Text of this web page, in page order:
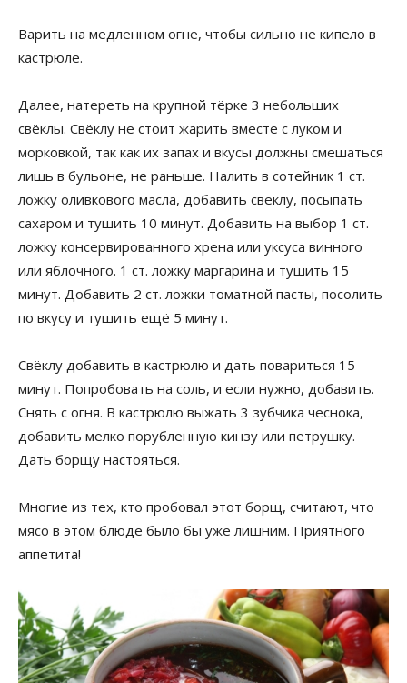
Варить на медленном огне, чтобы сильно не кипело в
кастрюле.
Далее, натереть на крупной тёрке 3 небольших
свёклы. Свёклу не стоит жарить вместе с луком и
морковкой, так как их запах и вкусы должны смешаться
лишь в бульоне, не раньше. Налить в сотейник 1 ст.
ложку оливкового масла, добавить свёклу, посыпать
сахаром и тушить 10 минут. Добавить на выбор 1 ст.
ложку консервированного хрена или уксуса винного
или яблочного. 1 ст. ложку маргарина и тушить 15
минут. Добавить 2 ст. ложки томатной пасты, посолить
по вкусу и тушить ещё 5 минут.
Свёклу добавить в кастрюлю и дать повариться 15
минут. Попробовать на соль, и если нужно, добавить.
Снять с огня. В кастрюлю выжать 3 зубчика чеснока,
добавить мелко порубленную кинзу или петрушку.
Дать борщу настояться.
Многие из тех, кто пробовал этот борщ, считают, что
мясо в этом блюде было бы уже лишним. Приятного
аппетита!